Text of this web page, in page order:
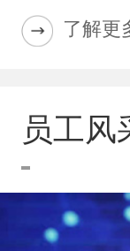
了解更
员工风